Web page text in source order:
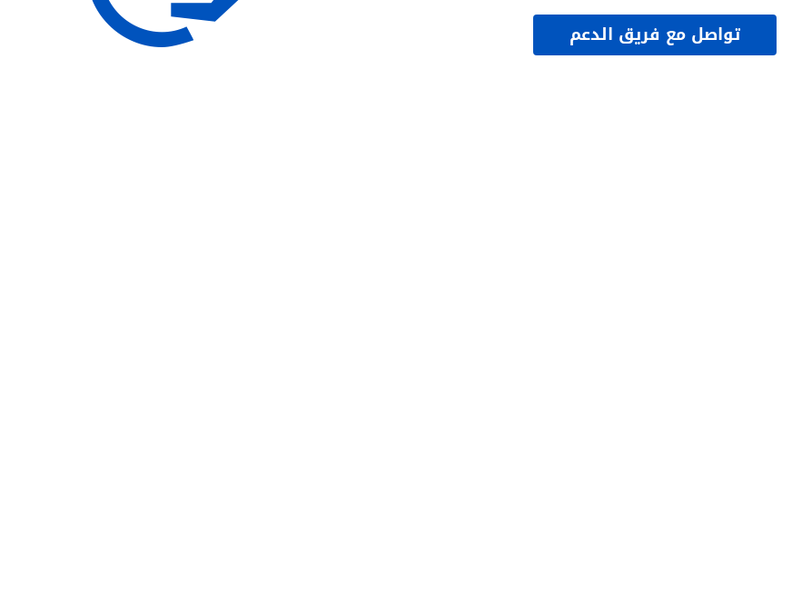
تواصل مع فريق الدعم